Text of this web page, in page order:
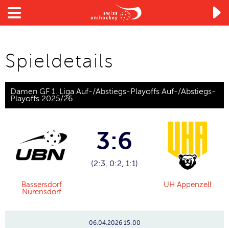

Spieldetails
Damen GF 1. Liga Auf-/Abstiegs-Playoffs Auf-/Abstiegs-
Playoffs 2025/26
Bassersdorf
Nürensdorf
3:6
(2:3, 0:2, 1:1)
UH Appenzell
06.04.2026 15:00